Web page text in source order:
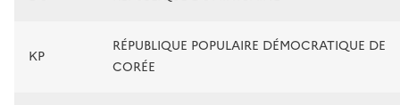
KP
RÉPUBLIQUE POPULAIRE DÉMOCRATIQUE DE
CORÉE